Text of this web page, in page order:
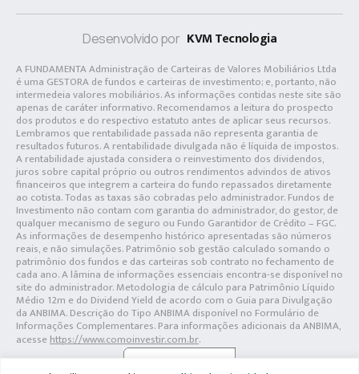
Desenvolvido por KVM Tecnologia
A FUNDAMENTA Administração de Carteiras de Valores Mobiliários Ltda
é uma GESTORA de fundos e carteiras de investimento; e, portanto, não
intermedeia valores mobiliários. As informações contidas neste site são
apenas de caráter informativo. Recomendamos a leitura do prospecto
dos produtos e do respectivo estatuto antes de aplicar seus recursos.
Lembramos que rentabilidade passada não representa garantia de
resultados futuros. A rentabilidade divulgada não é líquida de impostos.
A rentabilidade ajustada considera o reinvestimento dos dividendos,
juros sobre capital próprio ou outros rendimentos advindos de ativos
financeiros que integrem a carteira do fundo repassados diretamente
ao cotista. Todas as taxas são cobradas pelo administrador. Fundos de
Investimento não contam com garantia do administrador, do gestor, de
qualquer mecanismo de seguro ou Fundo Garantidor de Crédito – FGC.
As informações de desempenho histórico apresentadas são números
reais, e não simulações. Patrimônio sob gestão calculado somando o
patrimônio dos fundos e das carteiras sob contrato no fechamento de
cada ano. A lâmina de informações essenciais encontra-se disponível no
site do administrador. Metodologia de cálculo para Patrimônio Líquido
Médio 12m e do Dividend Yield de acordo com o Guia para Divulgação
da ANBIMA. Descrição do Tipo ANBIMA disponível no Formulário de
Informações Complementares. Para informações adicionais da ANBIMA,
acessehttps://www.comoinvestir.com.br.